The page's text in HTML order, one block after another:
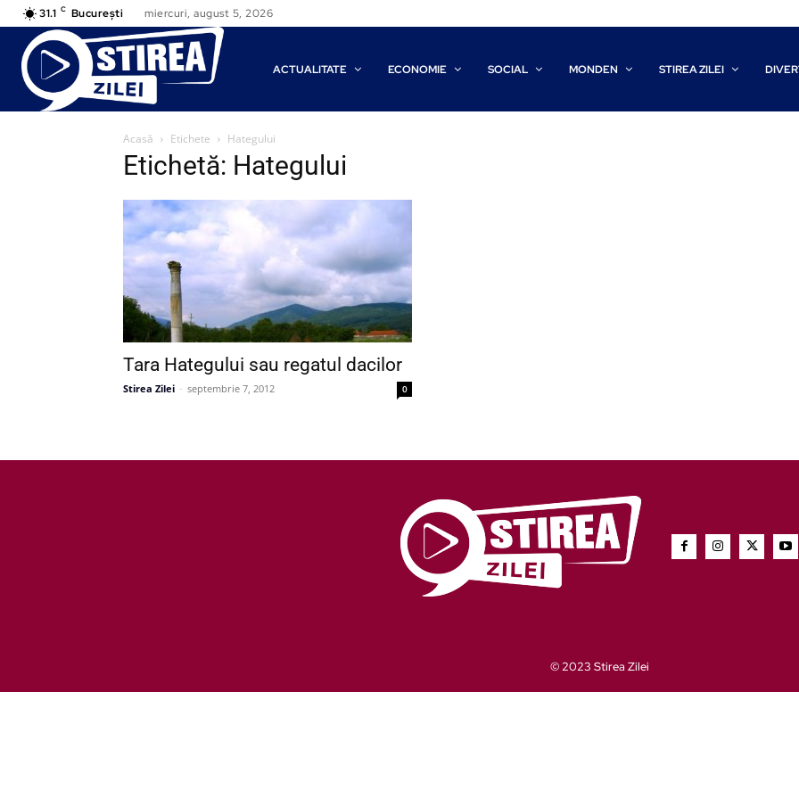
31.1 C București miercuri, august 5, 2026
ACTUALITATE ECONOMIE SOCIAL MONDEN STIREA ZILEI
Acasă Etichete Hategului
Etichetă: Hategului
Tara Hategului sau regatul dacilor
Stirea Zilei - septembrie 7, 2012 0
© 2023 Stirea Zilei